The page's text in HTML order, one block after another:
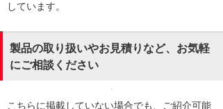
しています。
製品の取り扱いやお見積りなど、お気軽
にご相談ください
こちらに掲載していない場合でも、ご紹介可能